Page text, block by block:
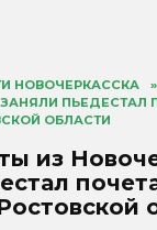
НОВОЧЕРКАССКА »
ПЬЕДЕСТАЛ
ОБЛАСТИ
из